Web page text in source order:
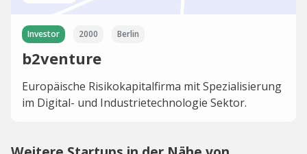
Investor 2000 Berlin
b2venture
Europäische Risikokapitalfirma mit Spezialisierung
im Digital- und Industrietechnologie Sektor.